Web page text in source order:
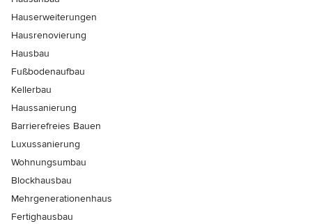
Hauserweiterungen
Hausrenovierung
Hausbau
Fußbodenaufbau
Kellerbau
Haussanierung
Barrierefreies Bauen
Luxussanierung
Wohnungsumbau
Blockhausbau
Mehrgenerationenhaus
Fertighausbau